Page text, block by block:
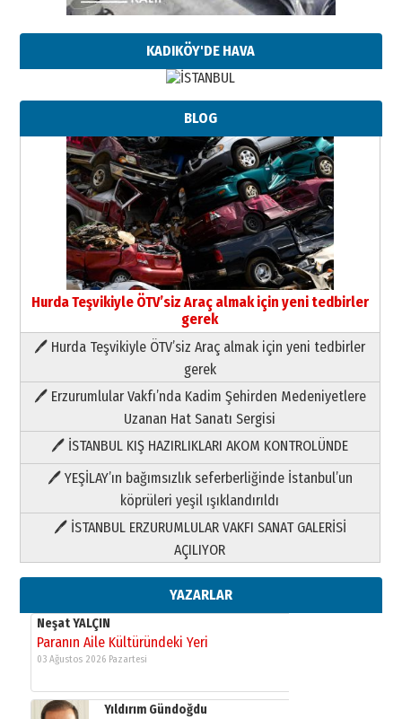
KADIKÖY'DE HAVA
BLOG
Hurda Teşvikiyle ÖTV’siz Araç almak için yeni tedbirler
gerek
🖊 Hurda Teşvikiyle ÖTV’siz Araç almak için yeni tedbirler
gerek
🖊 Erzurumlular Vakfı’nda Kadim Şehirden Medeniyetlere
Uzanan Hat Sanatı Sergisi
🖊 İSTANBUL KIŞ HAZIRLIKLARI AKOM KONTROLÜNDE
🖊 YEŞİLAY’ın bağımsızlık seferberliğinde İstanbul’un
köprüleri yeşil ışıklandırıldı
🖊 İSTANBUL ERZURUMLULAR VAKFI SANAT GALERİSİ
AÇILIYOR
YAZARLAR
Paranın Aile Kültüründeki Yeri
03 Ağustos 2026 Pazartesi
Yıldırım Gündoğdu
HAVVA’NIN ÜÇ KIZI
09 Temmuz 2026 Perşembe
Yusuf POLAT
Şampiyonluk Sebahattin Şirin’e
yazar
11 Mayıs 2026 Pazartesi
Neşat YALÇIN
Paranın Aile Kültüründeki Yeri
03 Ağustos 2026 Pazartesi
Yıldırım Gündoğdu